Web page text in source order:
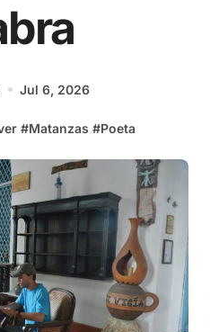
Jul 6, 2026
#Matanzas #Poeta